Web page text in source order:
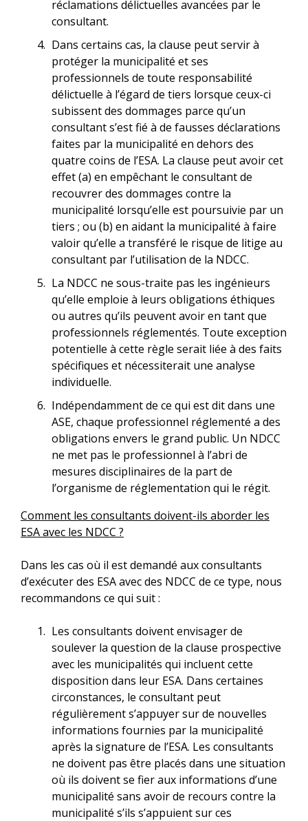
réclamations délictuelles avancées par le
consultant.
Dans certains cas, la clause peut servir à
protéger la municipalité et ses
professionnels de toute responsabilité
délictuelle à l’égard de tiers lorsque ceux-ci
subissent des dommages parce qu’un
consultant s’est fié à de fausses déclarations
faites par la municipalité en dehors des
quatre coins de l’ESA. La clause peut avoir cet
effet (a) en empêchant le consultant de
recouvrer des dommages contre la
municipalité lorsqu’elle est poursuivie par un
tiers ; ou (b) en aidant la municipalité à faire
valoir qu’elle a transféré le risque de litige au
consultant par l’utilisation de la NDCC.
La NDCC ne sous-traite pas les ingénieurs
qu’elle emploie à leurs obligations éthiques
ou autres qu’ils peuvent avoir en tant que
professionnels réglementés. Toute exception
potentielle à cette règle serait liée à des faits
spécifiques et nécessiterait une analyse
individuelle.
Indépendamment de ce qui est dit dans une
ASE, chaque professionnel réglementé a des
obligations envers le grand public. Un NDCC
ne met pas le professionnel à l’abri de
mesures disciplinaires de la part de
l’organisme de réglementation qui le régit.
Comment les consultants doivent-ils aborder les
ESA avec les NDCC ?
Dans les cas où il est demandé aux consultants
d’exécuter des ESA avec des NDCC de ce type, nous
recommandons ce qui suit :
Les consultants doivent envisager de
soulever la question de la clause prospective
avec les municipalités qui incluent cette
disposition dans leur ESA. Dans certaines
circonstances, le consultant peut
régulièrement s’appuyer sur de nouvelles
informations fournies par la municipalité
après la signature de l’ESA. Les consultants
ne doivent pas être placés dans une situation
où ils doivent se fier aux informations d’une
municipalité sans avoir de recours contre la
municipalité s’ils s’appuient sur ces